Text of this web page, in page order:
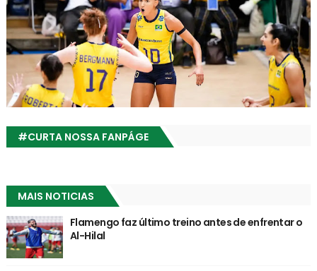
#CURTA NOSSA FANPÁGE
MAIS NOTICIAS
Flamengo faz último treino antes de enfrentar o
Al-Hilal